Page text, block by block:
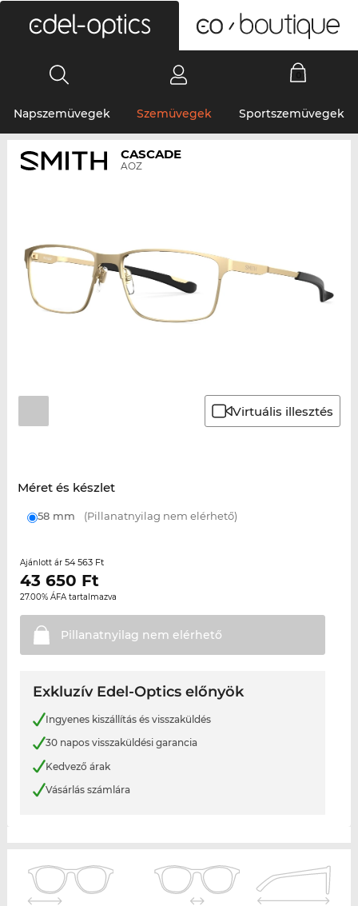
Napszemüvegek Szemüvegek Sportszemüvegek
CASCADE
AOZ
Virtuális illesztés
Méret és készlet
58 mm (Pillanatnyilag nem elérhető)
Ajánlott ár 54 563 Ft
43 650 Ft
27.00% ÁFA tartalmazva
Pillanatnyilag nem elérhető
Exkluzív Edel-Optics előnyök
Ingyenes kiszállítás és visszaküldés
30 napos visszaküldési garancia
Kedvező árak
Vásárlás számlára